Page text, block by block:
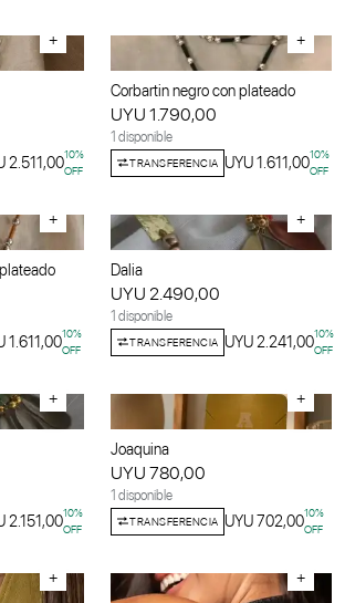
+
2.511,0010%
OFF
+
Corbartin negro con plateado
UYU 1.790,00
1 disponible
TRANSFERENCIA UYU 1.611,0010%
OFF
+
1.611,0010%
OFF
+
Dalia
UYU 2.490,00
1 disponible
TRANSFERENCIA UYU 2.241,0010%
OFF
+
2.151,0010%
OFF
+
Joaquina
UYU 780,00
1 disponible
TRANSFERENCIA UYU 702,0010%
OFF
+ +